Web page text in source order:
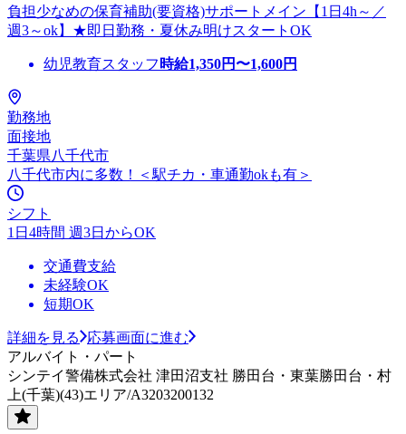
負担少なめの保育補助(要資格)サポートメイン【1日4h～／
週3～ok】★即日勤務・夏休み明けスタートOK
幼児教育スタッフ 時給1,350円〜1,600円
勤務地
面接地
千葉県八千代市
八千代市内に多数！＜駅チカ・車通勤okも有＞
シフト
1日4時間 週3日からOK
交通費支給
未経験OK
短期OK
詳細を見る
応募画面に進む
アルバイト・パート
シンテイ警備株式会社 津田沼支社 勝田台・東葉勝田台・村
上(千葉)(43)エリア/A3203200132